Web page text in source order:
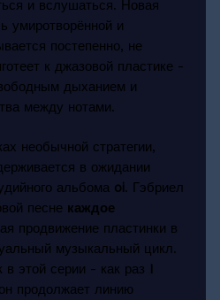
и вслушаться. Новая
умиротворённой и
постепенно, не
к джазовой пластике -
дыханием и
между нотами.
необычной стратегии,
в ожидании
альбома oi . Гэбриел
песне каждое
продвижение пластинки в
музыкальный цикл.
этой серии - как раз I
продолжает линию